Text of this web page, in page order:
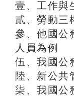
壹、工作與
貳、勞動三
參、他國公
人員為例
伍、我國公
陸、新公共
柒、我國公